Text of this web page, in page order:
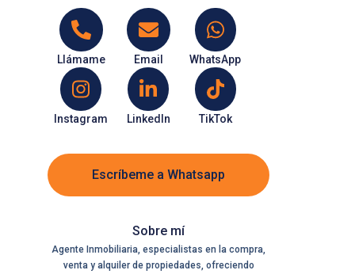
Llámame Email WhatsApp
Instagram LinkedIn TikTok
Escríbeme a Whatsapp
Sobre mí
Agente Inmobiliaria, especialistas en la compra,
venta y alquiler de propiedades, ofreciendo